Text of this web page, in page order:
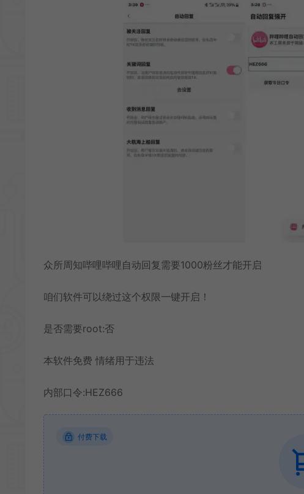
众所周知哔哩哔哩自动回复需要1000粉丝才能开启
咱们软件可以绕过这个权限一键开启！
是否需要root:否
本软件免费 情绪用于违法
内部口令:HEZ666
付费下载